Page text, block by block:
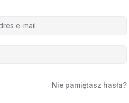
Nie pamiętasz hasła?